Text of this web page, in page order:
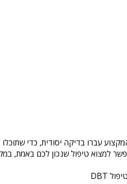
עברו בדיקה יסודית, כדי
למצוא טיפול שנכון לכם באמת,
טיפול DBT